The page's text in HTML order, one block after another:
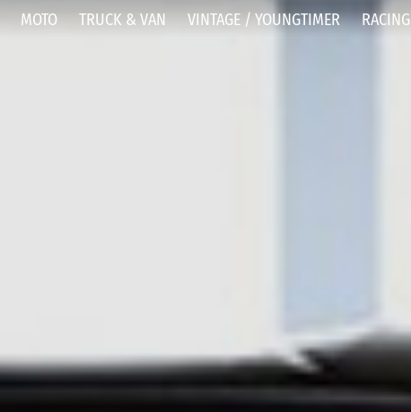
MOTO TRUCK & VAN VINTAGE / YOUNGTIMER RACING